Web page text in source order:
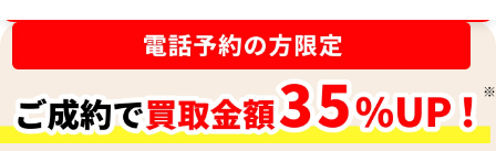
ルイ・ヴィトン ダミエグラフィット ぺガ
ス65 スーツケース トランク N23301
参考買取価格
80,000円
ルイ・ヴィトン
トドキュマンヴ
ース N51195
参考買取価格
67,000円